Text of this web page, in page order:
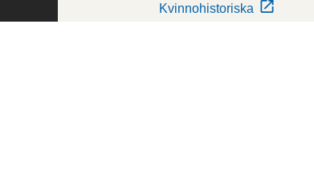
Kvinnohistoriska